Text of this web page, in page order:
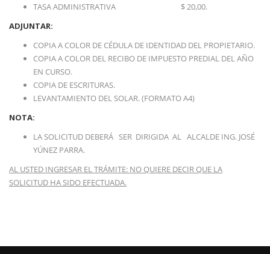
TASA ADMINISTRATIVA $ 20,00.
ADJUNTAR:
COPIA A COLOR DE CÉDULA DE IDENTIDAD DEL PROPIETARIO.
COPIA A COLOR DEL RECIBO DE IMPUESTO PREDIAL DEL AÑO
EN CURSO.
COPIA DE ESCRITURAS.
LEVANTAMIENTO DEL SOLAR. (FORMATO A4)
NOTA:
LA SOLICITUD DEBERÁ SER DIRIGIDA AL ALCALDE ING. JOSÉ
YÚNEZ PARRA.
AL USTED INGRESAR EL TRÁMITE: NO QUIERE DECIR QUE LA
SOLICITUD HA SIDO EFECTUADA.